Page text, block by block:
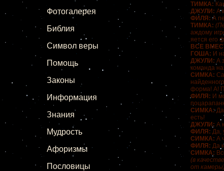
Фотогалерея
Библия
Символ веры
Помощь
Законы
Информация
Знания
Мудрость
Афоризмы
Пословицы
ТИМКА:
ДЖУЛИ: А
ФИЛЯ: А
ТИМКА:
аждому
яется его
ВСЕ
ГОША: И
ДЖУЛИ: А
команда
СИМКА:
форма! А!
ФИЛЯ: И
СИМКА:Да
есть!
ДЖУЛИ: А
ФИЛЯ: Да,
СИМКА: А
ФИЛЯ: Да
СИМКА:
(в
от камеры)